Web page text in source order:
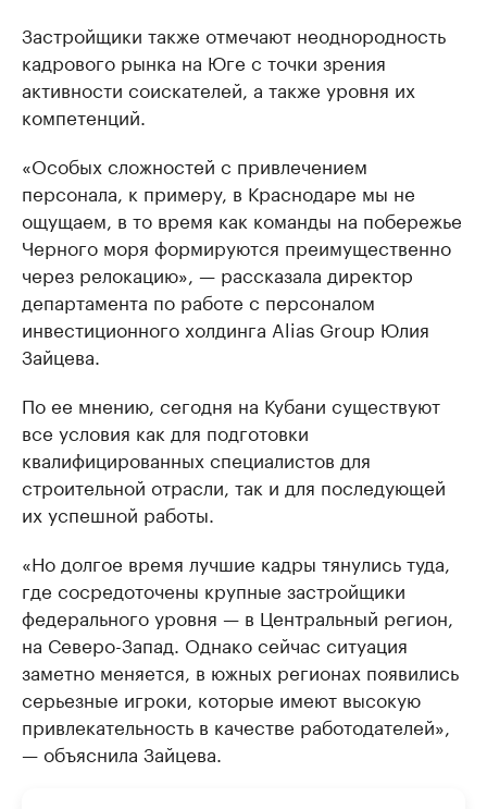
Застройщики также отмечают неоднородность
кадрового рынка на Юге с точки зрения
активности соискателей, а также уровня их
компетенций.
«Особых сложностей с привлечением
персонала, к примеру, в Краснодаре мы не
ощущаем, в то время как команды на побережье
Черного моря формируются преимущественно
через релокацию», — рассказала директор
департамента по работе с персоналом
инвестиционного холдинга Alias Group Юлия
Зайцева.
По ее мнению, сегодня на Кубани существуют
все условия как для подготовки
квалифицированных специалистов для
строительной отрасли, так и для последующей
их успешной работы.
«Но долгое время лучшие кадры тянулись туда,
где сосредоточены крупные застройщики
федерального уровня — в Центральный регион,
на Северо-Запад. Однако сейчас ситуация
заметно меняется, в южных регионах появились
серьезные игроки, которые имеют высокую
привлекательность в качестве работодателей»,
— объяснила Зайцева.